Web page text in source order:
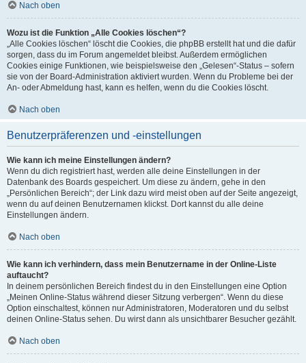
Nach oben
Wozu ist die Funktion „Alle Cookies löschen“?
„Alle Cookies löschen“ löscht die Cookies, die phpBB erstellt hat und die dafür
sorgen, dass du im Forum angemeldet bleibst. Außerdem ermöglichen
Cookies einige Funktionen, wie beispielsweise den „Gelesen“-Status – sofern
sie von der Board-Administration aktiviert wurden. Wenn du Probleme bei der
An- oder Abmeldung hast, kann es helfen, wenn du die Cookies löscht.
Nach oben
Benutzerpräferenzen und -einstellungen
Wie kann ich meine Einstellungen ändern?
Wenn du dich registriert hast, werden alle deine Einstellungen in der
Datenbank des Boards gespeichert. Um diese zu ändern, gehe in den
„Persönlichen Bereich“; der Link dazu wird meist oben auf der Seite angezeigt,
wenn du auf deinen Benutzernamen klickst. Dort kannst du alle deine
Einstellungen ändern.
Nach oben
Wie kann ich verhindern, dass mein Benutzername in der Online-Liste
auftaucht?
In deinem persönlichen Bereich findest du in den Einstellungen eine Option
„Meinen Online-Status während dieser Sitzung verbergen“. Wenn du diese
Option einschaltest, können nur Administratoren, Moderatoren und du selbst
deinen Online-Status sehen. Du wirst dann als unsichtbarer Besucher gezählt.
Nach oben